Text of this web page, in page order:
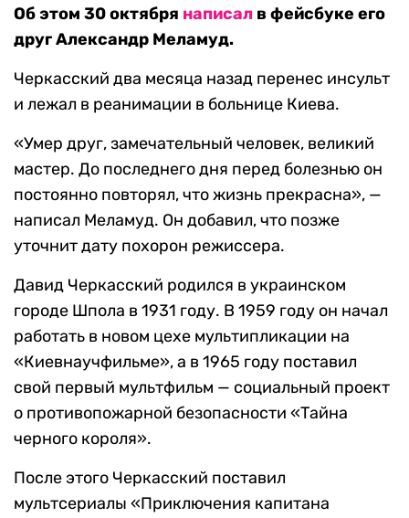
Об этом 30 октября написал в фейсбуке его
друг Александр Меламуд.
Черкасский два месяца назад перенес инсульт
и лежал в реанимации в больнице Киева.
«Умер друг, замечательный человек, великий
мастер. До последнего дня перед болезнью он
постоянно повторял, что жизнь прекрасна», —
написал Меламуд. Он добавил, что позже
уточнит дату похорон режиссера.
Давид Черкасский родился в украинском
городе Шпола в 1931 году. В 1959 году он начал
работать в новом цехе мультипликации на
«Киевнаучфильме», а в 1965 году поставил
свой первый мультфильм — социальный проект
о противопожарной безопасности «Тайна
черного короля».
После этого Черкасский поставил
мультсериалы «Приключения капитана